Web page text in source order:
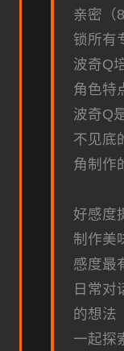
亲密（
锁所有
波奇Q
角色特
波奇Q
不见底
角制作
好感度
制作美
感度最
日常对
的想法
一起探